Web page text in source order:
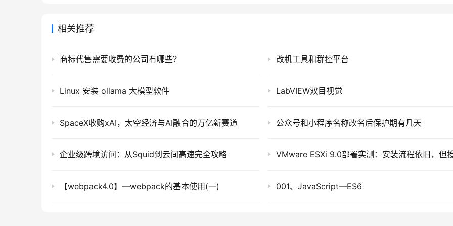
相关推荐
商标代售需要收费的公司有哪些？ 改机工具和群控平台
Linux 安装 ollama 大模型软件 LabVIEW双目视觉
SpaceX收购xAI，太空经济与AI融合的万亿新赛道 公众号和小程序名称改名后保护期有几天
企业级跨境访问：从Squid到云间高速完全攻略
【webpack4.0】—webpack的基本使用(一) 001、JavaScript—ES6